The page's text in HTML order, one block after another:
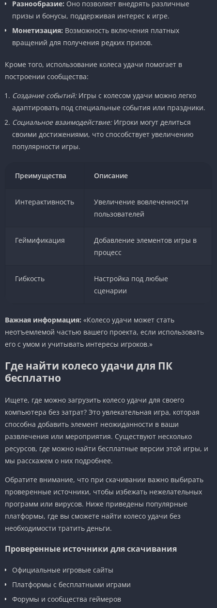
Разнообразие: Оно позволяет внедрять различные
призы и бонусы, поддерживая интерес к игре.
Монетизация: Возможность включения платных
вращений для получения редких призов.
Кроме того, использование колеса удачи помогает в
построении сообщества:
Создание событий:Игры с колесом удачи можно легко
адаптировать под специальные события или праздники.
Социальное взаимодействие:Игроки могут делиться
своими достижениями, что способствует увеличению
популярности игры.
Преимущества Описание
Интерактивность
Увеличение вовлеченности
пользователей
Геймификация
Добавление элементов игры в
процесс
Гибкость
Настройка под любые
сценарии
Важная информация: «Колесо удачи может стать
неотъемлемой частью вашего проекта, если использовать
его с умом и учитывать интересы игроков.»
Где найти колесо удачи для ПК
бесплатно
Ищете, где можно загрузить колесо удачи для своего
компьютера без затрат? Это увлекательная игра, которая
способна добавить элемент неожиданности в ваши
развлечения или мероприятия. Существуют несколько
ресурсов, где можно найти бесплатные версии этой игры, и
мы расскажем о них подробнее.
Обратите внимание, что при скачивании важно выбирать
проверенные источники, чтобы избежать нежелательных
программ или вирусов. Ниже приведены популярные
платформы, где вы сможете найти колесо удачи без
необходимости тратить деньги.
Проверенные источники для скачивания
Официальные игровые сайты
Платформы с бесплатными играми
Форумы и сообщества геймеров